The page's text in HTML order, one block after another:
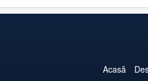
Acasă